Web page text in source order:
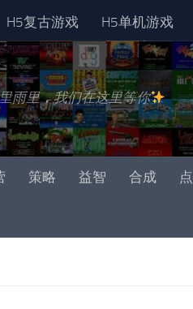
H5复古游戏 H5单机游戏
雨里，我们在这里等你
策略 益智 合成